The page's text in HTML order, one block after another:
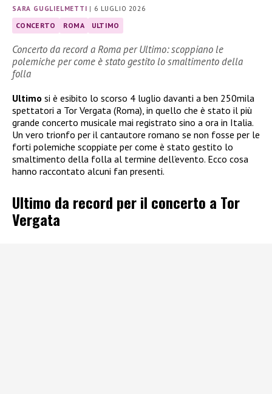
SARA GUGLIELMETTI | 6 LUGLIO 2026
CONCERTO ROMA ULTIMO
Concerto da record a Roma per Ultimo: scoppiano le
polemiche per come è stato gestito lo smaltimento della
folla
Ultimo si è esibito lo scorso 4 luglio davanti a ben 250mila
spettatori a Tor Vergata (Roma), in quello che è stato il più
grande concerto musicale mai registrato sino a ora in Italia.
Un vero trionfo per il cantautore romano se non fosse per le
forti polemiche scoppiate per come è stato gestito lo
smaltimento della folla al termine dell’evento. Ecco cosa
hanno raccontato alcuni fan presenti.
Ultimo da record per il concerto a Tor
Vergata